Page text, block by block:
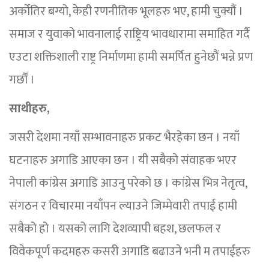
अर्कोतिर बग्यो, केही रणनीतिक भूलहरु भए, हामी चुक्यौं ।
समाज र युवाको भावनालाई राष्ट्रिय भावधारामा समाहित गर्दै
एउटा शक्तिशाली राष्ट्र निर्माणमा हामी समर्पित हुनेछौं भन्ने प्रण
गर्छौं ।
साथीहरु,
जसरी देशमा नयाँ सम्भावनाहरु प्रकट भैरहेका छन । नयाँ
घटनाहरु अगाडि आएका छन । यी सबैको संवाहक भएर
नेपाली कांग्रेस अगाडि आउनु परेको छ । कांग्रेस भित्र नेतृत्व,
संगठन र विचारमा नयाँपन ल्याउने जिम्मेवारी तपाई हामी
सबैको हो । यसको लागि देशव्यापी बहश, छलफल र
विवेकपूर्ण कदमहरु कसरी अगाडि बढाउने भनी म तपाईहरु